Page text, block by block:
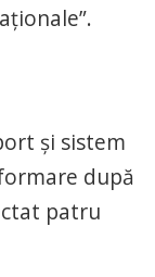
și sistem
după
patru